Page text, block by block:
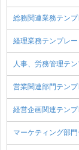
総務関連業務テン
経理業務テンプレ
人事、労務管理テ
営業関連部門テン
経営企画関連テン
マーケティング部